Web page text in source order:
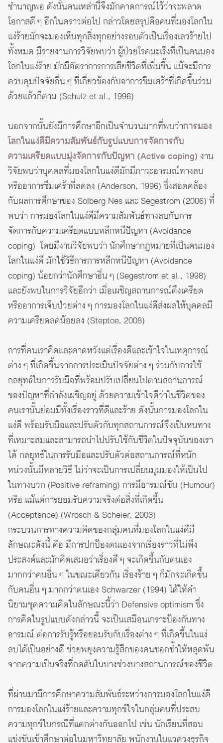
ชำนาญพอ ดังนั้นคนเหล่านี้จึงมักคาดการณ์ไว้ว่าจะพลาด
โอกาสดี ๆ อีกในคราวต่อไป กล่าวโดยสรุปคือคนที่มองโลกใน
แง่ร้ายมักจะมองเห็นทุกสิ่งทุกอย่างรอบตัวเป็นเรื่องเลวร้ายไป
ทั้งหมด มีรายงานการวิจัยพบว่า ผู้ป่วยโรคมะเร็งที่เป็นคนมอง
โลกในแง่ร้าย มักมีอัตราการการเสียชีวิตที่เพิ่มขึ้น แม้จะมีการ
ควบคุมปัจจัยอื่น ๆ ที่เกี่ยวข้องกับอาการซึมเศร้าที่เกิดขึ้นร่วม
ด้วยแล้วก็ตาม (Schulz et al., 1996)
นอกจากนั้นยังมีการศึกษาอีกเป็นจำนวนมากที่พบว่าการมอง
โลกในแง่ดีมีความสัมพันธ์กับรูปแบบการจัดการกับ
ความเครียดแบบมุ่งจัดการกับปัญหา (Active coping) งาน
วิจัยพบว่าบุคคลที่มองโลกในแง่ดีมักมีภาวะอารมณ์ทางลบ
หรืออาการซึมเศร้าที่ลดลง (Anderson, 1996) ซึ่งสอดคล้อง
กับผลการศึกษาของ Solberg Nes และ Segestrom (2006) ที่
พบว่า การมองโลกในแง่ดีมีความสัมพันธ์ทางลบกับการ
จัดการกับความเครียดแบบหลีกหนีปัญหา (Avoidance
coping) โดยมีงานวิจัยพบว่า นักศึกษากฎหมายที่เป็นคนมอง
โลกในแง่ดี มักใช้วิธีการการหลีกหนีปัญหา (Avoidance
coping) น้อยกว่านักศึกษาอื่น ๆ (Segestrom et al., 1998)
และยังพบในการวิจัยอีกว่า เมื่อเผชิญสถานการณ์ตึงเครียด
หรืออาการเจ็บป่วยต่าง ๆ การมองโลกในแง่ดีส่งผลให้บุคคลมี
ความเครียดลดน้อยลง (Steptoe, 2008)
การที่คนเราคิดและคาดหวังแต่เรื่องดีและเข้าใจในเหตุการณ์
ต่าง ๆ ที่เกิดขึ้นจากการประเมินปัจจัยต่าง ๆ ร่วมกับการใช้
กลยุทธ์ในการรับมือที่พร้อมปรับเปลี่ยนไปตามสถานการณ์
ของปัญหาที่กำลังเผชิญอยู่ ด้วยความเข้าใจดีว่าในชีวิตของ
คนเรานั้นย่อมมีทั้งเรื่องราวที่ดีและร้าย ดังนั้นการมองโลกใน
แง่ดี พร้อมรับมือและปรับตัวกับทุกสถานการณ์จึงเป็นหนทาง
ที่เหมาะสมและสามารถนำไปปรับใช้กับชีวิตในปัจจุบันของเรา
ได้ กลยุทธ์ในการรับมือและปรับตัวต่อสถานการณ์ที่หนัก
หน่วงนั้นมีหลายวิธี ไม่ว่าจะเป็นการเปลี่ยนมุมมองให้เป็นไป
ในทางบวก (Positive reframing) การมีอารมณ์ขัน (Humour)
หรือ แม้แต่การยอมรับความจริงต่อสิ่งที่เกิดขึ้น
(Acceptance) (Wrosch & Scheier, 2003)
กระบวนการทางความคิดของกลุ่มคนที่มองโลกในแง่ดีมี
ลักษณะดังนี้ คือ มีการปกป้องตนเองจากเรื่องราวที่ไม่พึง
ประสงค์และมักคิดเสมอว่าเรื่องดี ๆ จะเกิดขึ้นกับตนเอง
มากกว่าคนอื่น ๆ ในขณะเดียวกัน เรื่องร้าย ๆ ก็มักจะเกิดขึ้น
กับคนอื่น ๆ มากกว่าตนเอง Schwarzer (1994) ได้ให้คำ
นิยามชุดความคิดในลักษณะนี้ว่า Defensive optimism ซึ่ง
การคิดในรูปแบบดังกล่าวนี้ จะเป็นเสมือนเกราะป้องกันทาง
อารมณ์ ต่อการรับรู้หรือยอมรับกับเรื่องต่าง ๆ ที่เกิดขึ้นในแง่
ลบได้เป็นอย่างดี ช่วยพยุงความรู้สึกของคนชอกช้ำให้หลุดพ้น
จากความเป็นจริงที่กดดันในบางช่วงบางสถานการณ์ของชีวิต
ที่ผ่านมามีการศึกษาความสัมพันธ์ระหว่างการมองโลกในแง่ดี
การมองโลกในแง่ร้ายและความทุกข์ใจในกลุ่มคนที่ประสบ
ความทุกข์ในกรณีที่แตกต่างกันออกไป เช่น นักเรียนที่สอบ
แข่งขันเข้าศึกษาต่อในมหาวิทยาลัย พนักงานในแวดวงธุรกิจ